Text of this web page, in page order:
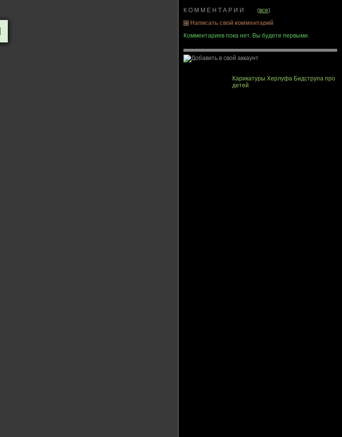
К О М М Е Н Т А Р И И (все)
Написать свой комментарий
Комментариев пока нет. Вы будете первыми.
Карикатуры Херлуфа Бидструпа про
детей